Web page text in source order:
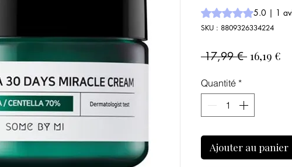
La note est de 5.0 sur
5.0 | 1
SKU : 8809326334224
17,99 € Prix
16,19 €
Quantité *
Ajouter au panier